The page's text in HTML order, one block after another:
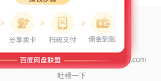
站点信息
问题反馈
邮箱：ixiaoyang8@qq.com
吐槽一下